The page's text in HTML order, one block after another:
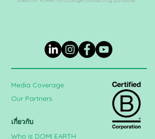
Media Coverage
Our Partners
เกี่ยวกับ
Who is DOMI EARTH